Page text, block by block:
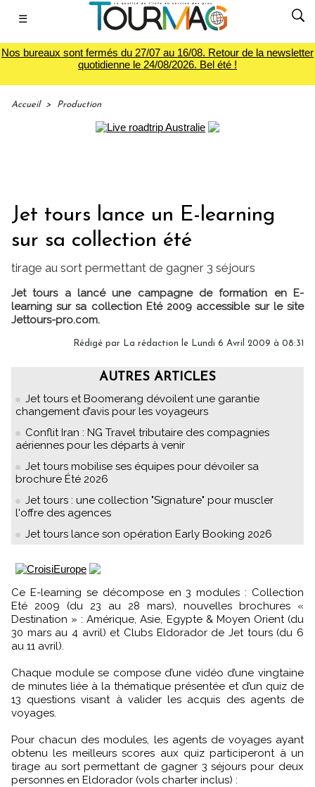
☰
Nos bureaux sont fermés du 27/07 au 16/08. Retour de la newsletter
quotidienne le 24/08/2026. Bel été !
Accueil > Production
Jet tours lance un E-learning
sur sa collection été
tirage au sort permettant de gagner 3 séjours
Jet tours a lancé une campagne de formation en E-
learning sur sa collection Eté 2009 accessible sur le site
Jettours-pro.com.
Rédigé par La rédaction le Lundi 6 Avril 2009 à 08:31
AUTRES ARTICLES
Jet tours et Boomerang dévoilent une garantie
changement d’avis pour les voyageurs
Conflit Iran : NG Travel tributaire des compagnies
aériennes pour les départs à venir
Jet tours mobilise ses équipes pour dévoiler sa
brochure Été 2026
Jet tours : une collection "Signature" pour muscler
l'offre des agences
Jet tours lance son opération Early Booking 2026
Ce E-learning se décompose en 3 modules : Collection
Eté 2009 (du 23 au 28 mars), nouvelles brochures «
Destination » : Amérique, Asie, Egypte & Moyen Orient (du
30 mars au 4 avril) et Clubs Eldorador de Jet tours (du 6
au 11 avril).
Chaque module se compose d’une vidéo d’une vingtaine
de minutes liée à la thématique présentée et d’un quiz de
13 questions visant à valider les acquis des agents de
voyages.
Pour chacun des modules, les agents de voyages ayant
obtenu les meilleurs scores aux quiz participeront à un
tirage au sort permettant de gagner 3 séjours pour deux
personnes en Eldorador (vols charter inclus) :